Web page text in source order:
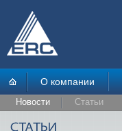
О компании
Новости Статьи